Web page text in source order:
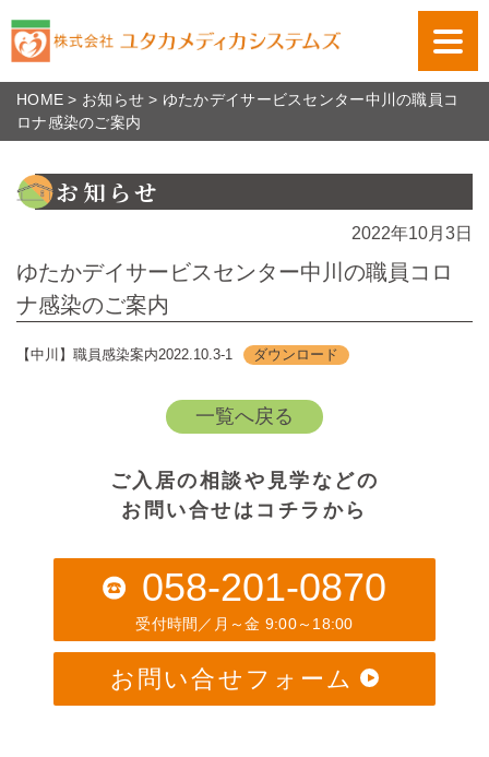
HOME > お知らせ > ゆたかデイサービスセンター中川の職員コ
ロナ感染のご案内
お知らせ
2022年10月3日
ゆたかデイサービスセンター中川の職員コロ
ナ感染のご案内
【中川】職員感染案内2022.10.3-1 ダウンロード
一覧へ戻る
ご入居の相談や見学などの
お問い合せはコチラから
058-201-0870
受付時間／月～金 9:00～18:00
お問い合せフォーム